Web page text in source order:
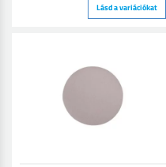
Lásd a variációkat